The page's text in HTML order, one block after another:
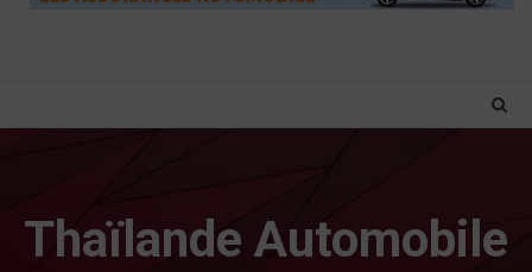
Thaïlande Automobile